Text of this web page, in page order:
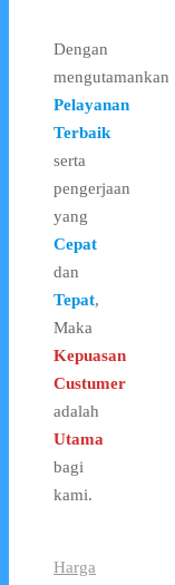
Dengan
mengutamankan
Pelayanan
Terbaik
serta
pengerjaan
yang
Cepat
dan
Tepat,
Maka
Kepuasan
Custumer
adalah
Utama
bagi
kami.
Harga